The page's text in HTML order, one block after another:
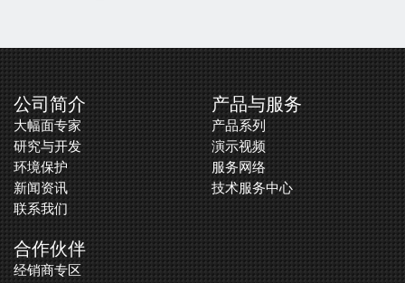
公司简介
大幅面专家
研究与开发
环境保护
新闻资讯
联系我们
产品与服务
产品系列
演示视频
服务网络
技术服务中心
合作伙伴
经销商专区